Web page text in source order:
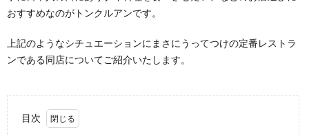
おすすめなのがトンクルアンです。
上記のようなシチュエーションにまさにうってつけの定番レストラ
ンである同店についてご紹介いたします。
目次